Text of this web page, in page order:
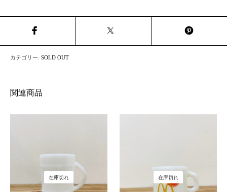
カテゴリー:SOLD OUT
関連商品
在庫切れ 在庫切れ